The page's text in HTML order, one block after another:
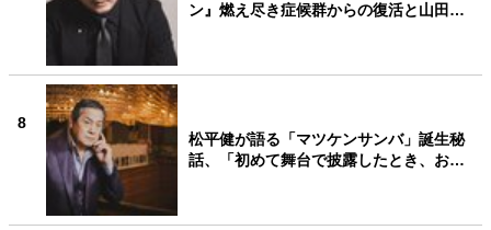
ン』燃え尽き症候群からの復活と山田…
8
松平健が語る「マツケンサンバ」誕生秘
話、「初めて舞台で披露したとき、お…